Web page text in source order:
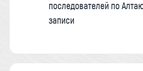
последователей по
записи